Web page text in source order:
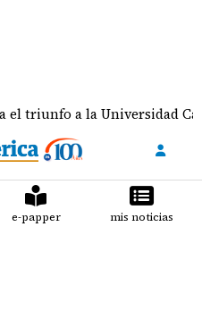
a la Universidad Católica
e-papper mis noticias